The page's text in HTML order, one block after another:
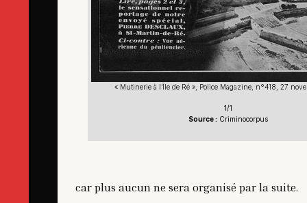
« Mutinerie à l’Île de Ré », Police Magazine, n°418, 27
1/1
Source : Criminocorpus
car plus aucun ne sera organisé par la suite.